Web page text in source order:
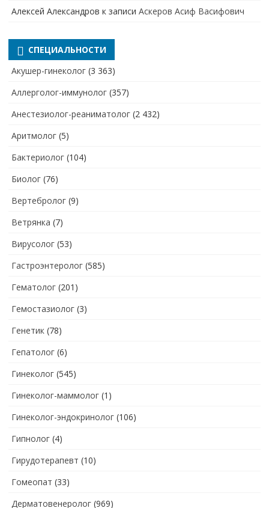
Алексей Александров к записи Аскеров Асиф Васифович
СПЕЦИАЛЬНОСТИ
Акушер-гинеколог (3 363)
Аллерголог-иммунолог (357)
Анестезиолог-реаниматолог (2 432)
Аритмолог (5)
Бактериолог (104)
Биолог (76)
Вертебролог (9)
Ветрянка (7)
Вирусолог (53)
Гастроэнтеролог (585)
Гематолог (201)
Гемостазиолог (3)
Генетик (78)
Гепатолог (6)
Гинеколог (545)
Гинеколог-маммолог (1)
Гинеколог-эндокринолог (106)
Гипнолог (4)
Гирудотерапевт (10)
Гомеопат (33)
Дерматовенеролог (969)